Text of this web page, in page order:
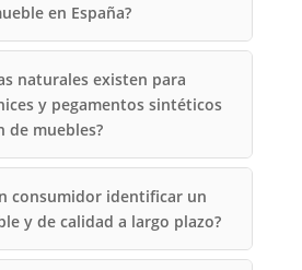
en España?
naturales existen para
y pegamentos sintéticos
de muebles?
consumidor identificar un
y de calidad a largo plazo?